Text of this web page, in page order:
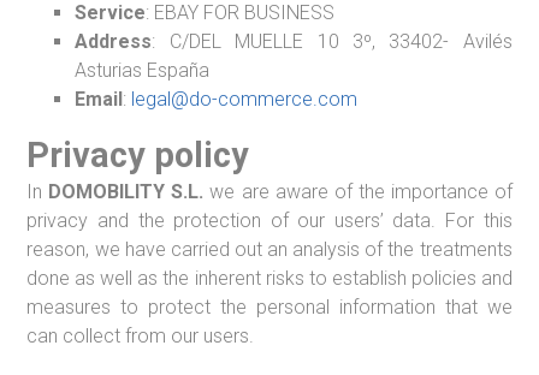
Service: EBAY FOR BUSINESS
Address: C/DEL MUELLE 10 3º, 33402- Avilés
Asturias España
Email: legal@do-commerce.com
Privacy policy
In DOMOBILITY S.L. we are aware of the importance of
privacy and the protection of our users’ data. For this
reason, we have carried out an analysis of the treatments
done as well as the inherent risks to establish policies and
measures to protect the personal information that we
can collect from our users.